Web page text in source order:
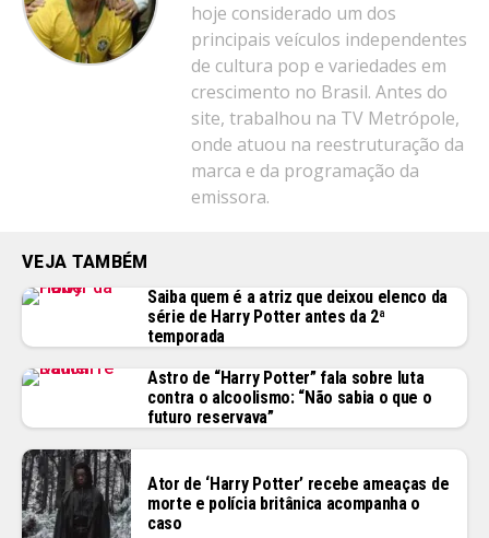
hoje considerado um dos
principais veículos independentes
de cultura pop e variedades em
crescimento no Brasil. Antes do
site, trabalhou na TV Metrópole,
onde atuou na reestruturação da
marca e da programação da
emissora.
VEJA TAMBÉM
Saiba quem é a atriz que deixou elenco da
série de Harry Potter antes da 2ª
temporada
Astro de “Harry Potter” fala sobre luta
contra o alcoolismo: “Não sabia o que o
futuro reservava”
Ator de ‘Harry Potter’ recebe ameaças de
morte e polícia britânica acompanha o
caso